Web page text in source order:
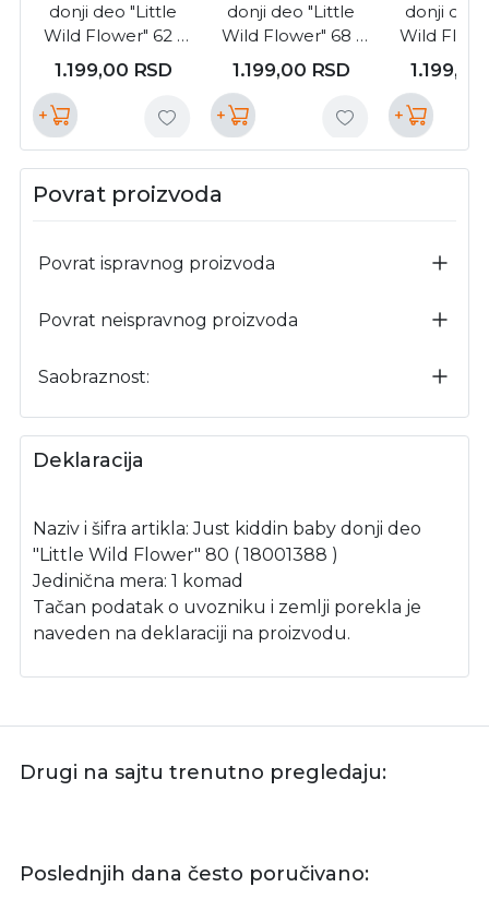
donji deo "Little
Wild Flower" 62 (
18001388 )
1.199,00 RSD
+
donji deo "Little
Wild Flower" 68 (
18001388 )
1.199,00 RSD
+
donji deo
Wild
1.199,00
+
Povrat proizvoda
Povrat ispravnog proizvoda
Povrat neispravnog proizvoda
Saobraznost:
Deklaracija
Naziv i šifra artikla: Just kiddin baby donji deo
"Little Wild Flower" 80 ( 18001388 )
Jedinična mera: 1 komad
Tačan podatak o uvozniku i zemlji porekla je
naveden na deklaraciji na proizvodu.
Drugi na sajtu trenutno pregledaju:
Poslednjih dana često poručivano: